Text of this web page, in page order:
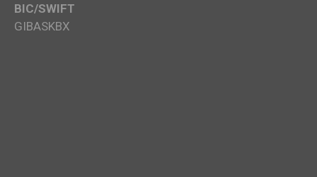
BIC/SWIFT
GIBASKBX